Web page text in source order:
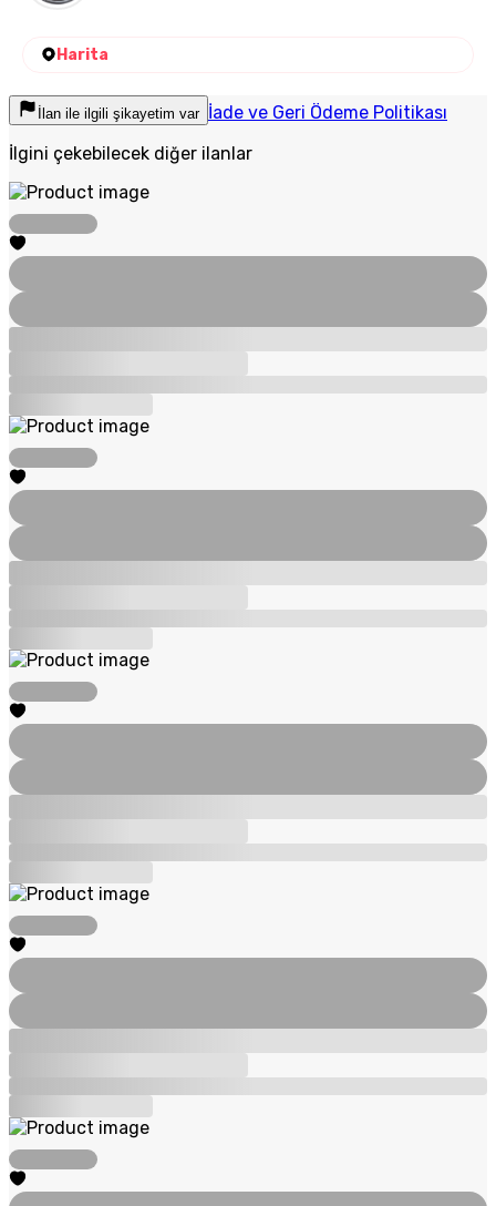
Harita
İlan ile ilgili şikayetim var İade ve Geri Ödeme Politikası
İlgini çekebilecek diğer ilanlar